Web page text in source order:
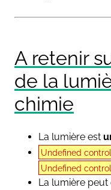
A retenir
de la
chimie
La lumière est
Undefined
Undefined
La lumière peut